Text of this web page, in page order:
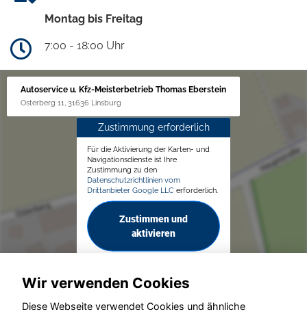
Montag bis Freitag
7:00 - 18:00 Uhr
Autoservice u. Kfz-Meisterbetrieb Thomas Eberstein
Osterberg 11, 31636 Linsburg
Zustimmung erforderlich
Für die Aktivierung der Karten- und
Navigationsdienste ist Ihre
Zustimmung zu den
Datenschutzrichtlinien vom
Drittanbieter Google LLC erforderlich.
Zustimmen und
aktivieren
Wir verwenden Cookies
Diese Webseite verwendet Cookies und ähnliche